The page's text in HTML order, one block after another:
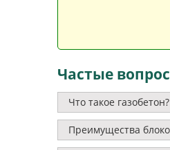
Частые
Что такое газобетон?
Преимущества